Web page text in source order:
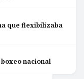
que flexibilizaba
nacional